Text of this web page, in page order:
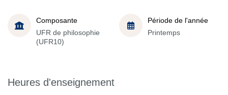
Composante
UFR de philosophie
(UFR10)
Période de l'année
Printemps
Heures d'enseignement